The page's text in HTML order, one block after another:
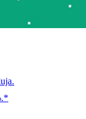
puutteita tai niitä